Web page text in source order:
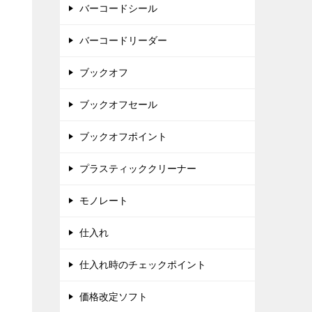
バーコードシール
バーコードリーダー
ブックオフ
ブックオフセール
ブックオフポイント
プラスティッククリーナー
モノレート
仕入れ
仕入れ時のチェックポイント
価格改定ソフト